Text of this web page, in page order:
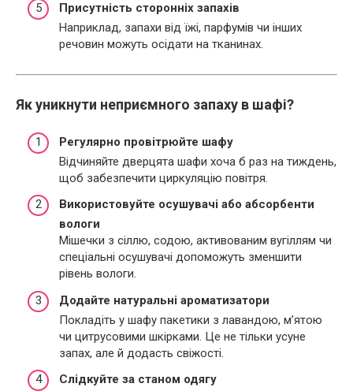
Присутність сторонніх запахів
Наприклад, запахи від їжі, парфумів чи інших
речовин можуть осідати на тканинах.
Як уникнути неприємного запаху в шафі?
Регулярно провітрюйте шафу
Відчиняйте дверцята шафи хоча б раз на тиждень,
щоб забезпечити циркуляцію повітря.
Використовуйте осушувачі або абсорбенти
вологи
Мішечки з сіллю, содою, активованим вугіллям чи
спеціальні осушувачі допоможуть зменшити
рівень вологи.
Додайте натуральні ароматизатори
Покладіть у шафу пакетики з лавандою, м’ятою
чи цитрусовими шкірками. Це не тільки усуне
запах, але й додасть свіжості.
Слідкуйте за станом одягу